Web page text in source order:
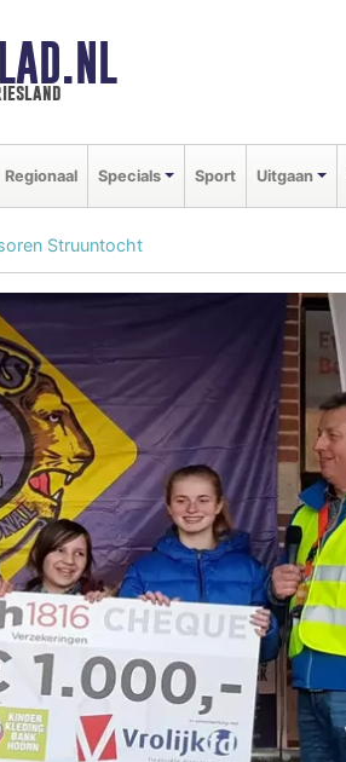
Regionaal Specials Sport Uitgaan
Struuntocht